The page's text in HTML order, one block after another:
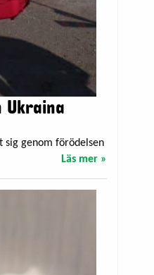
sig genom förödelsen
Läs mer »